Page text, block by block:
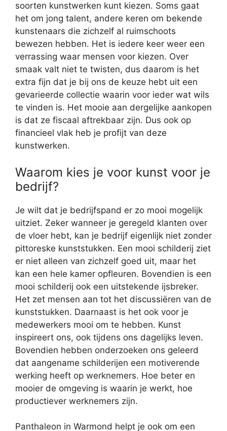
soorten kunstwerken kunt kiezen. Soms gaat
het om jong talent, andere keren om bekende
kunstenaars die zichzelf al ruimschoots
bewezen hebben. Het is iedere keer weer een
verrassing waar mensen voor kiezen. Over
smaak valt niet te twisten, dus daarom is het
extra fijn dat je bij ons de keuze hebt uit een
gevarieerde collectie waarin voor ieder wat wils
te vinden is. Het mooie aan dergelijke aankopen
is dat ze fiscaal aftrekbaar zijn. Dus ook op
financieel vlak heb je profijt van deze
kunstwerken.
Waarom kies je voor kunst voor je
bedrijf?
Je wilt dat je bedrijfspand er zo mooi mogelijk
uitziet. Zeker wanneer je geregeld klanten over
de vloer hebt, kan je bedrijf eigenlijk niet zonder
pittoreske kunststukken. Een mooi schilderij ziet
er niet alleen van zichzelf goed uit, maar het
kan een hele kamer opfleuren. Bovendien is een
mooi schilderij ook een uitstekende ijsbreker.
Het zet mensen aan tot het discussiëren van de
kunststukken. Daarnaast is het ook voor je
medewerkers mooi om te hebben. Kunst
inspireert ons, ook tijdens ons dagelijks leven.
Bovendien hebben onderzoeken ons geleerd
dat aangename schilderijen een motiverende
werking heeft op werknemers. Hoe beter en
mooier de omgeving is waarin je werkt, hoe
productiever werknemers zijn.
Panthaleon in Warmond helpt je ook om een